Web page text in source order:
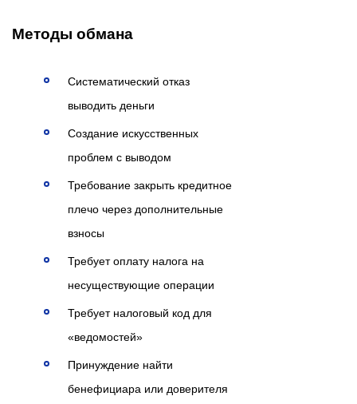
Методы обмана
Систематический отказ
выводить деньги
Создание искусственных
проблем с выводом
Требование закрыть кредитное
плечо через дополнительные
взносы
Требует оплату налога на
несуществующие операции
Требует налоговый код для
«ведомостей»
Принуждение найти
бенефициара или доверителя